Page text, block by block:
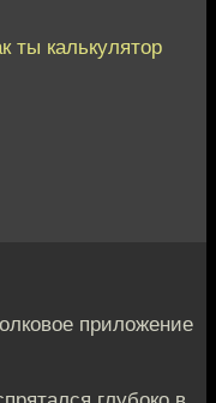
ты калькулятор
приложение